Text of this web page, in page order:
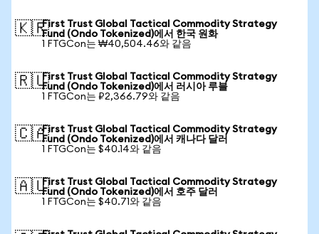
🇰🇷First Trust Global Tactical Commodity Strategy
Fund (Ondo Tokenized)에서 한국 원화
1 FTGCon는 ₩40,504.46와 같음
🇷🇺First Trust Global Tactical Commodity Strategy
Fund (Ondo Tokenized)에서 러시아 루블
1 FTGCon는 ₽2,366.79와 같음
🇨🇦First Trust Global Tactical Commodity Strategy
Fund (Ondo Tokenized)에서 캐나다 달러
1 FTGCon는 $40.14와 같음
🇦🇺First Trust Global Tactical Commodity Strategy
Fund (Ondo Tokenized)에서 호주 달러
1 FTGCon는 $40.71와 같음